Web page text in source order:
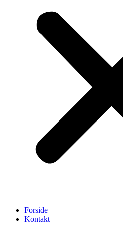
Forside
Kontakt